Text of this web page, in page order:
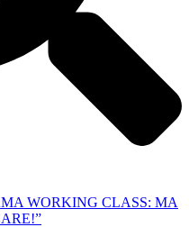
WORKING CLASS: MA